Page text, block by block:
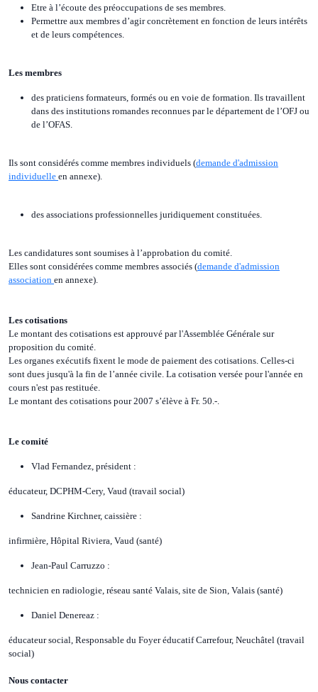
Etre à l’écoute des préoccupations de ses membres.
Permettre aux membres d’agir concrètement en fonction de leurs intérêts
et de leurs compétences.
Les membres
des praticiens formateurs, formés ou en voie de formation. Ils travaillent
dans des institutions romandes reconnues par le département de l’OFJ ou
de l’OFAS.
Ils sont considérés comme membres individuels (demande d'admission
individuelle en annexe).
des associations professionnelles juridiquement constituées.
Les candidatures sont soumises à l’approbation du comité.
Elles sont considérées comme membres associés (demande d'admission
association en annexe).
Les cotisations
Le montant des cotisations est approuvé par l'Assemblée Générale sur
proposition du comité.
Les organes exécutifs fixent le mode de paiement des cotisations. Celles-ci
sont dues jusqu'à la fin de l’année civile. La cotisation versée pour l'année en
cours n'est pas restituée.
Le montant des cotisations pour 2007 s’élève à Fr. 50.-.
Le comité
Vlad Fernandez, président :
éducateur, DCPHM-Cery, Vaud (travail social)
Sandrine Kirchner, caissière :
infirmière, Hôpital Riviera, Vaud (santé)
Jean-Paul Carruzzo :
technicien en radiologie, réseau santé Valais, site de Sion, Valais (santé)
Daniel Denereaz :
éducateur social, Responsable du Foyer éducatif Carrefour, Neuchâtel (travail
social)
Nous contacter